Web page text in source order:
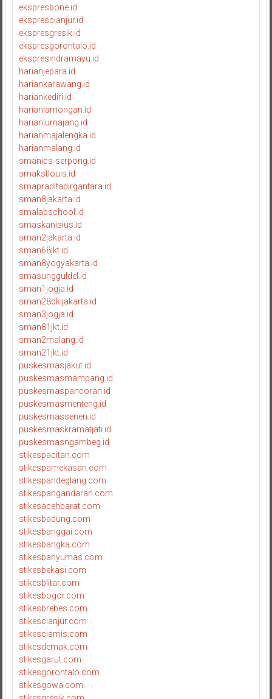
ekspresbone.id
eksprescianjur.id
ekspresgresik.id
ekspresgorontalo.id
ekspresindramayu.id
harianjepara.id
hariankarawang.id
hariankediri.id
harianlamongan.id
harianlumajang.id
harianmajalengka.id
harianmalang.id
smanics-serpong.id
smakstlouis.id
smapraditadirgantara.id
sman8jakarta.id
smalabschool.id
smaskanisius.id
sman2jakarta.id
sman68jkt.id
sman8yogyakarta.id
smasungguldel.id
sman1jogja.id
sman28dkijakarta.id
sman3jogja.id
sman81jkt.id
sman2malang.id
sman21jkt.id
puskesmasjakut.id
puskesmasmampang.id
puskesmaspancoran.id
puskesmasmenteng.id
puskesmassenen.id
puskesmaskramatjati.id
puskesmasngambeg.id
stikespacitan.com
stikespamekasan.com
stikespandeglang.com
stikespangandaran.com
stikesacehbarat.com
stikesbadung.com
stikesbanggai.com
stikesbangka.com
stikesbanyumas.com
stikesbekasi.com
stikesblitar.com
stikesbogor.com
stikesbrebes.com
stikescianjur.com
stikesciamis.com
stikesdemak.com
stikesgarut.com
stikesgorontalo.com
stikesgowa.com